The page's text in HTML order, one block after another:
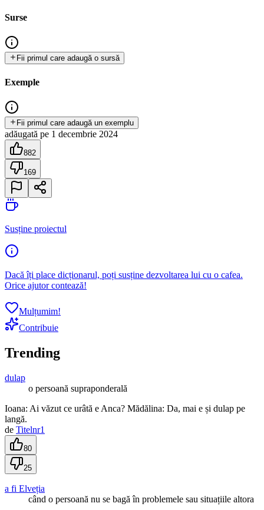
Surse
Fii primul care adaugă o sursă
Exemple
Fii primul care adaugă un exemplu
adăugată pe 1 decembrie 2024
882
169
Susține proiectul
Dacă îți place dicționarul, poți susține dezvoltarea lui cu o cafea.
Orice ajutor contează!
Mulțumim!
Contribuie
Trending
dulap
o persoană supraponderală
Ioana: Ai văzut ce urâtă e Anca? Mădălina: Da, mai e și dulap pe
langă.
de Titelnr1
80
25
a fi Elveția
când o persoană nu se bagă în problemele sau situațiile altora